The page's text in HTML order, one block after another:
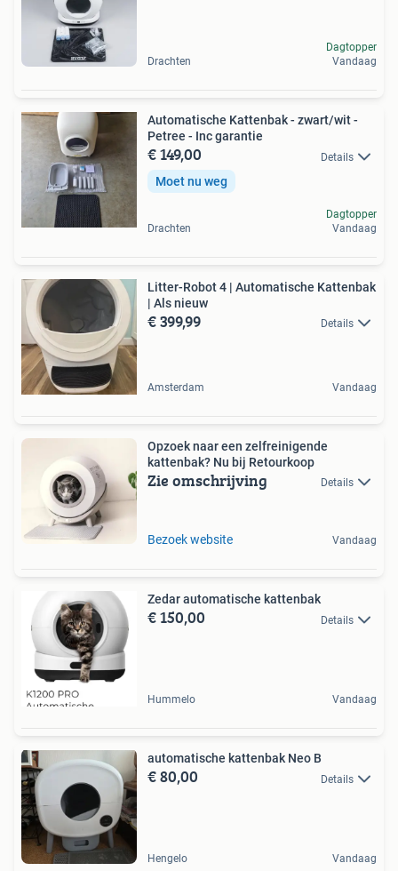
Drachten
Dagtopper
Vandaag
Automatische Kattenbak - zwart/wit -
Petree - Inc garantie
€ 149,00 Details
Moet nu weg
Drachten
Dagtopper
Vandaag
Litter-Robot 4 | Automatische Kattenbak
| Als nieuw
€ 399,99 Details
Amsterdam Vandaag
Opzoek naar een zelfreinigende
kattenbak? Nu bij Retourkoop
Zie omschrijving Details
Bezoek website Vandaag
Zedar automatische kattenbak
€ 150,00 Details
Hummelo Vandaag
automatische kattenbak Neo B
€ 80,00 Details
Hengelo Vandaag